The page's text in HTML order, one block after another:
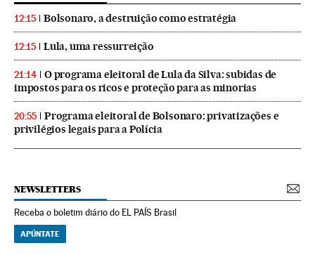
12:15 Bolsonaro, a destruição como estratégia
12:15 Lula, uma ressurreição
21:14
O programa eleitoral de Lula da Silva: subidas de
impostos para os ricos e proteção para as minorias
20:55
Programa eleitoral de Bolsonaro: privatizações e
privilégios legais para a Polícia
NEWSLETTERS
Receba o boletim diário do EL PAÍS Brasil
APÚNTATE